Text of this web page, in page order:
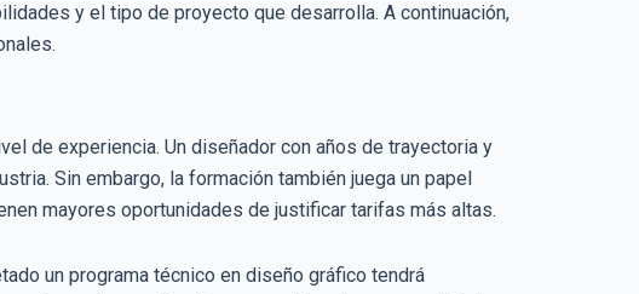
y el tipo de proyecto que desarrolla. A continuación,
de experiencia. Un diseñador con años de trayectoria y
Sin embargo, la formación también juega un papel
mayores oportunidades de justificar tarifas más altas.
un programa técnico en diseño gráfico tendrá